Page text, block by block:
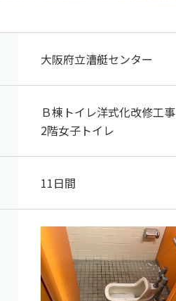
大阪府立漕艇センター
Ｂ棟トイレ洋式化改修工事
2階女子トイレ
11日間